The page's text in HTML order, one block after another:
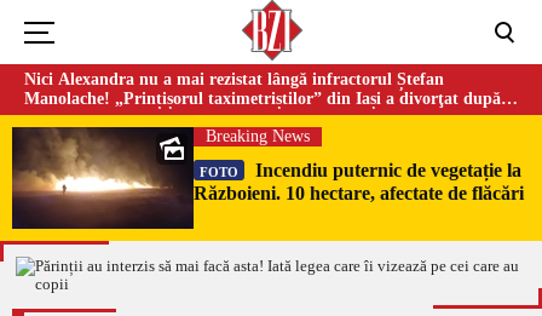
Nici Alexandra nu a mai rezistat lângă infractorul Ștefan
Manolache! „Prințișorul taximetriștilor” din Iași a divorţat după
doi ani de căsnicie
Breaking News
FOTO
Incendiu puternic de vegetație la
Războieni. 10 hectare, afectate de flăcări